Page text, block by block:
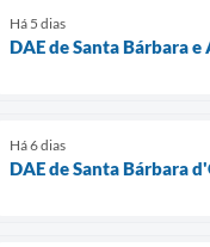
Há 5 dias
DAE de Santa Bárbara
Há 6 dias
DAE de Santa Bárbara